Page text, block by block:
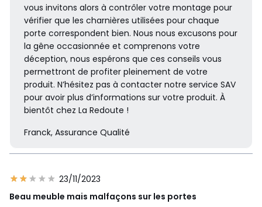
vous invitons alors à contrôler votre montage pour
vérifier que les charnières utilisées pour chaque
porte correspondent bien. Nous nous excusons pour
la gêne occasionnée et comprenons votre
déception, nous espérons que ces conseils vous
permettront de profiter pleinement de votre
produit. N’hésitez pas à contacter notre service SAV
pour avoir plus d’informations sur votre produit. À
bientôt chez La Redoute !
Franck, Assurance Qualité
23/11/2023
Beau meuble mais malfaçons sur les portes